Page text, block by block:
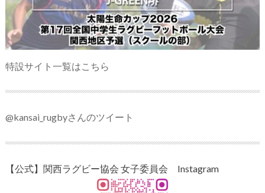
特設サイト一覧はこちら
@kansai_rugbyさんのツイート
【公式】関西ラグビー協会 女子委員会 Instagram